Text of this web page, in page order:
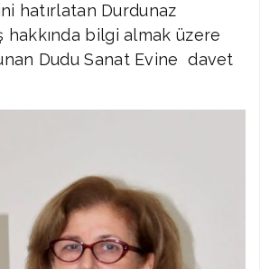
hatırlatan Durdunaz
hakkında bilgi almak üzere
Dudu Sanat Evine davet